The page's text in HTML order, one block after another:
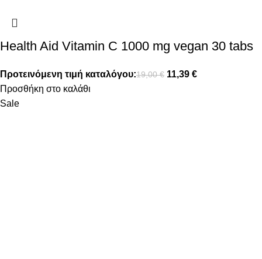
Health Aid Vitamin C 1000 mg vegan 30 tabs
Προτεινόμενη τιμή καταλόγου:19,00€ 11,39 €
Προσθήκη στο καλάθι
Sale